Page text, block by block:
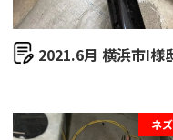
2021.6月 横浜市I様
ネ